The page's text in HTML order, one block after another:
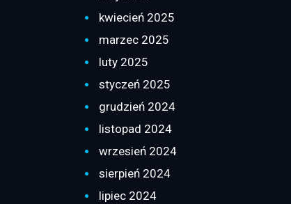
kwiecień 2025
marzec 2025
luty 2025
styczeń 2025
grudzień 2024
listopad 2024
wrzesień 2024
sierpień 2024
lipiec 2024